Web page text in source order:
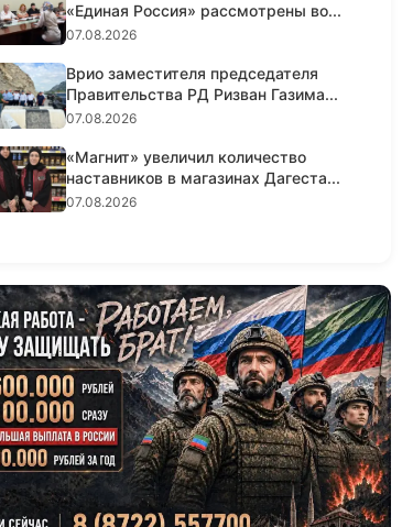
«Единая Россия» рассмотрены во...
07.08.2026
Врио заместителя председателя
Правительства РД Ризван Газима...
07.08.2026
«Магнит» увеличил количество
наставников в магазинах Дагеста...
07.08.2026